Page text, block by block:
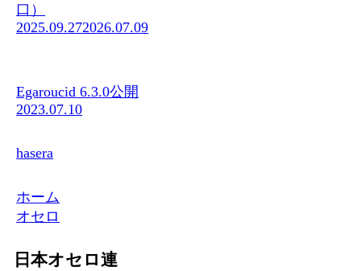
口）
2025.09.272026.07.09
Egaroucid 6.3.0公開
2023.07.10
hasera
ホーム
オセロ
日本オセロ連